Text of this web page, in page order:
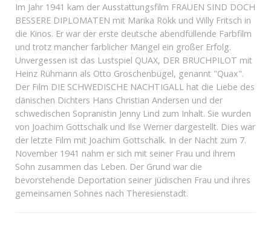
Im Jahr 1941 kam der Ausstattungsfilm FRAUEN SIND DOCH
BESSERE DIPLOMATEN mit Marika Rökk und Willy Fritsch in
die Kinos. Er war der erste deutsche abendfüllende Farbfilm
und trotz mancher farblicher Mängel ein großer Erfolg.
Unvergessen ist das Lustspiel QUAX, DER BRUCHPILOT mit
Heinz Rühmann als Otto Groschenbügel, genannt "Quax".
Der Film DIE SCHWEDISCHE NACHTIGALL hat die Liebe des
dänischen Dichters Hans Christian Andersen und der
schwedischen Sopranistin Jenny Lind zum Inhalt. Sie wurden
von Joachim Gottschalk und Ilse Werner dargestellt. Dies war
der letzte Film mit Joachim Gottschalk. In der Nacht zum 7.
November 1941 nahm er sich mit seiner Frau und ihrem
Sohn zusammen das Leben. Der Grund war die
bevorstehende Deportation seiner jüdischen Frau und ihres
gemeinsamen Sohnes nach Theresienstadt.